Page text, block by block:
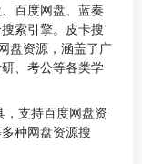
百度网盘、蓝奏
索引擎。皮卡搜
盘资源，涵盖了广
、考公等各类学
支持百度网盘资
种网盘资源搜